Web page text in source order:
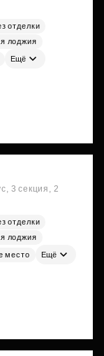
отделки
лоджия
Ещё
3 секция, 2
отделки
лоджия
место Ещё